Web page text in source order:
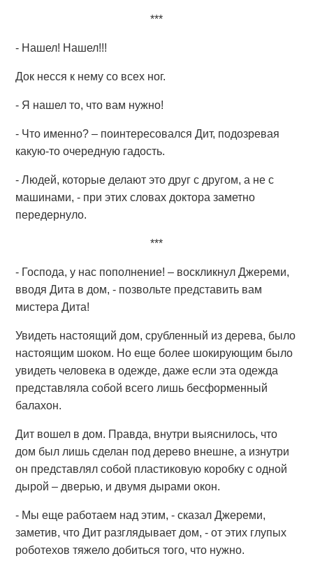
***
- Нашел! Нашел!!!
Док несся к нему со всех ног.
- Я нашел то, что вам нужно!
- Что именно? – поинтересовался Дит, подозревая
какую-то очередную гадость.
- Людей, которые делают это друг с другом, а не с
машинами, - при этих словах доктора заметно
передернуло.
***
- Господа, у нас пополнение! – воскликнул Джереми,
вводя Дита в дом, - позвольте представить вам
мистера Дита!
Увидеть настоящий дом, срубленный из дерева, было
настоящим шоком. Но еще более шокирующим было
увидеть человека в одежде, даже если эта одежда
представляла собой всего лишь бесформенный
балахон.
Дит вошел в дом. Правда, внутри выяснилось, что
дом был лишь сделан под дерево внешне, а изнутри
он представлял собой пластиковую коробку с одной
дырой – дверью, и двумя дырами окон.
- Мы еще работаем над этим, - сказал Джереми,
заметив, что Дит разглядывает дом, - от этих глупых
роботехов тяжело добиться того, что нужно.